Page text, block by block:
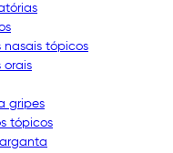
nasais tópicos
orais
gripes
tópicos